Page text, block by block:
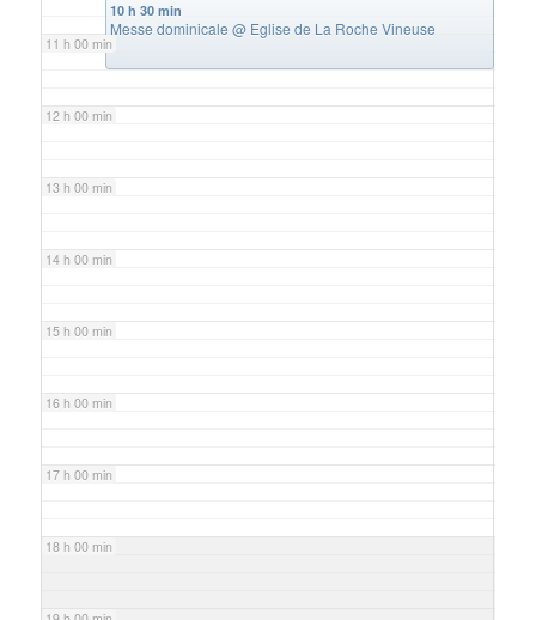
11 h 00 min
12 h 00 min
13 h 00 min
14 h 00 min
15 h 00 min
16 h 00 min
17 h 00 min
18 h 00 min
10 h 30 min
Messe dominicale@ Eglise de La Roche Vineuse